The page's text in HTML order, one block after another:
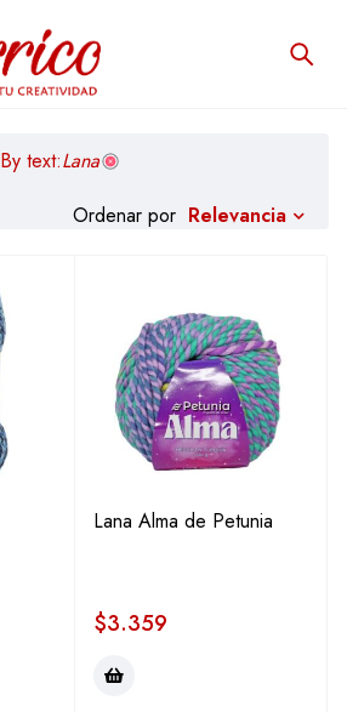
By text:Lana
Ordenar por Relevancia
Lana Alma de Petunia
$3.359